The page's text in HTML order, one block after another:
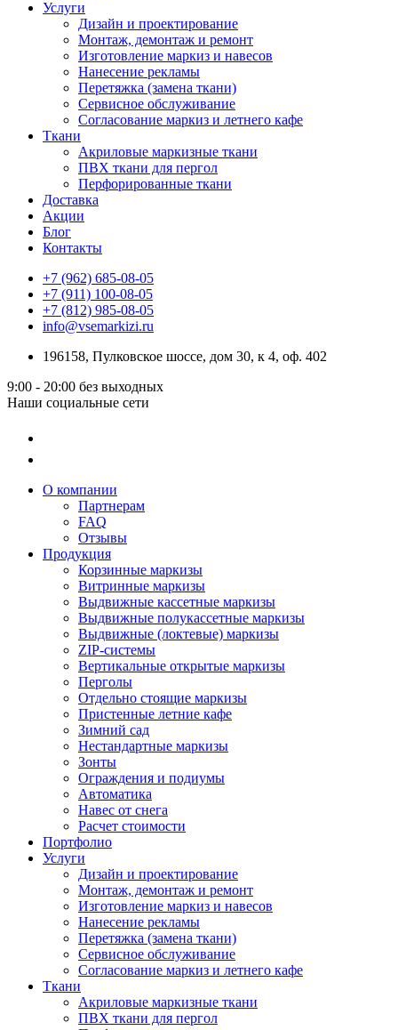
Услуги
Дизайн и проектирование
Монтаж, демонтаж и ремонт
Изготовление маркиз и навесов
Нанесение рекламы
Перетяжка (замена ткани)
Сервисное обслуживание
Согласование маркиз и летнего кафе
Ткани
Акриловые маркизные ткани
ПВХ ткани для пергол
Перфорированные ткани
Доставка
Акции
Блог
Контакты
+7 (962) 685-08-05
+7 (911) 100-08-05
+7 (812) 985-08-05
info@vsemarkizi.ru
196158, Пулковское шоссе, дом 30, к 4, оф. 402
9:00 - 20:00 без выходных
Наши социальные сети
О компании
Партнерам
FAQ
Отзывы
Продукция
Корзинные маркизы
Витринные маркизы
Выдвижные кассетные маркизы
Выдвижные полукассетные маркизы
Выдвижные (локтевые) маркизы
ZIP-системы
Вертикальные открытые маркизы
Перголы
Отдельно стоящие маркизы
Пристенные летние кафе
Зимний сад
Нестандартные маркизы
Зонты
Ограждения и подиумы
Автоматика
Навес от снега
Расчет стоимости
Портфолио
Услуги
Дизайн и проектирование
Монтаж, демонтаж и ремонт
Изготовление маркиз и навесов
Нанесение рекламы
Перетяжка (замена ткани)
Сервисное обслуживание
Согласование маркиз и летнего кафе
Ткани
Акриловые маркизные ткани
ПВХ ткани для пергол